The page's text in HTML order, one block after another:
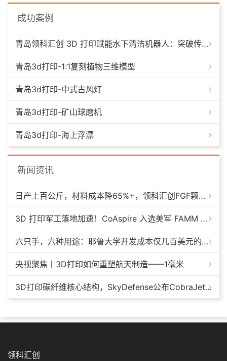
成功案例
青岛领科汇创 3D 打印赋能水下清洁机器人：突破传统制造，深耕海洋智能装备新场景
青岛3d打印-1:1复刻植物三维模型
青岛3d打印-中式古风灯
青岛3d打印-矿山球磨机
青岛3d打印-海上浮漂
新闻资讯
日产上百公斤，材料成本降65%+，领科汇创FGF颗粒料3D打印机
3D 打印军工落地加速！CoAspire 入选美军 FAMM 导弹项目，RAACM 巡航导弹依托增材制造推进量产
六只手，六种用途：耶鲁大学开发成本仅几百美元的3D打印多功能假肢套装
央视聚焦丨3D打印如何重塑航天制造——1毫米
3D打印碳纤维核心结构，SkyDefense公布CobraJet反无人机拦截机最新进展
领科汇创